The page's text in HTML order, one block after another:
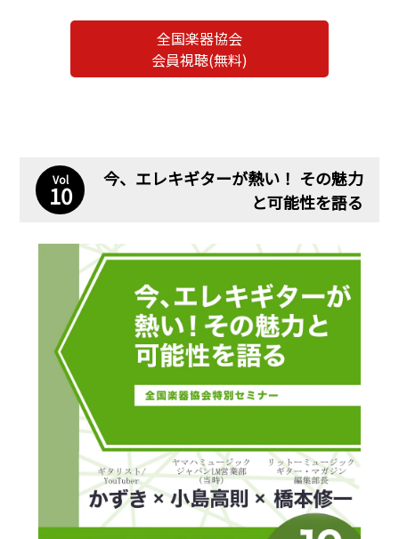
全国楽器協会
会員視聴(無料)
Vol
10
今、エレキギターが熱い！ その魅力
と可能性を語る